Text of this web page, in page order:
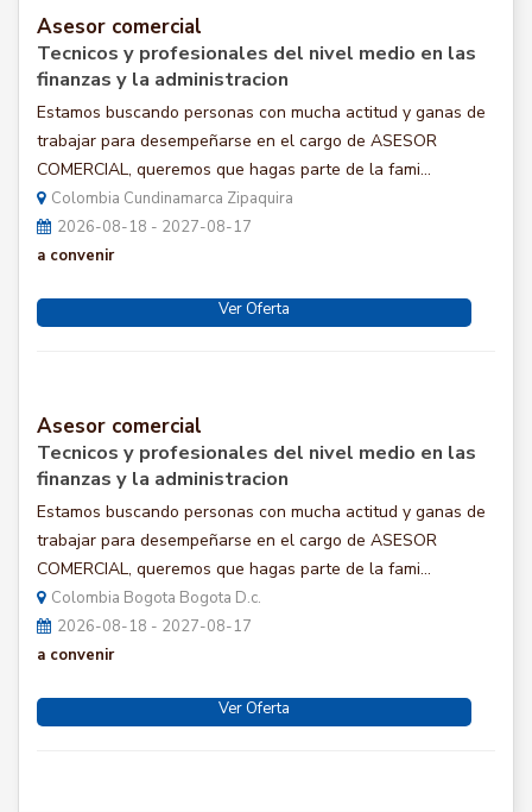
Asesor comercial
Tecnicos y profesionales del nivel medio en las
finanzas y la administracion
Estamos buscando personas con mucha actitud y ganas de
trabajar para desempeñarse en el cargo de ASESOR
COMERCIAL, queremos que hagas parte de la fami...
Colombia Cundinamarca Zipaquira
2026-08-18 - 2027-08-17
a convenir
Ver Oferta
Asesor comercial
Tecnicos y profesionales del nivel medio en las
finanzas y la administracion
Estamos buscando personas con mucha actitud y ganas de
trabajar para desempeñarse en el cargo de ASESOR
COMERCIAL, queremos que hagas parte de la fami...
Colombia Bogota Bogota D.c.
2026-08-18 - 2027-08-17
a convenir
Ver Oferta